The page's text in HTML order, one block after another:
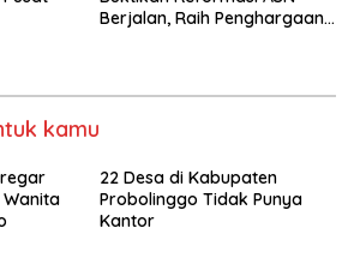
Berjalan, Raih Penghargaan
kamu
22 Desa di Kabupaten
Probolinggo Tidak Punya
Kantor